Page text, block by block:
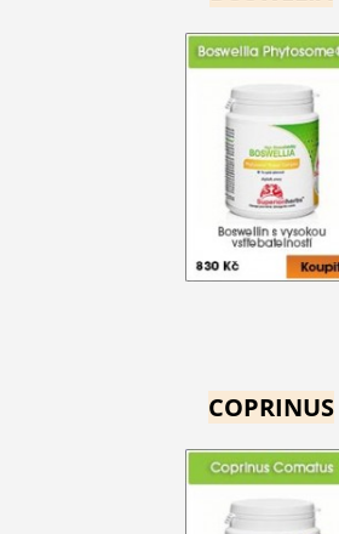
COPRINUS